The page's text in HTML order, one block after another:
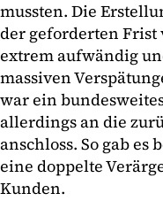
mussten. Die
der geforderten Frist
extrem aufwändig
massiven
war ein
allerdings an die
anschloss. So gab
eine doppelte
Kunden.